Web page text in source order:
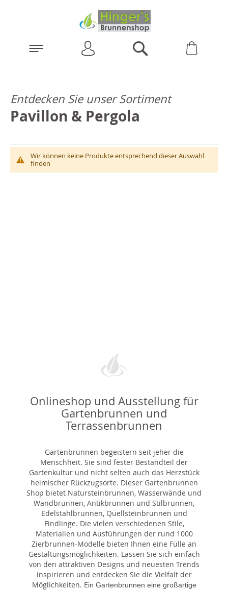
Entdecken Sie unser Sortiment
Pavillon & Pergola
Wir können keine Produkte entsprechend dieser Auswahl
finden
Onlineshop und Ausstellung für
Gartenbrunnen und
Terrassenbrunnen
Gartenbrunnen begeistern seit jeher die
Menschheit. Sie sind fester Bestandteil der
Gartenkultur und nicht selten auch das Herzstück
heimischer Rückzugsorte. Dieser Gartenbrunnen
Shop bietet Natursteinbrunnen, Wasserwände und
Wandbrunnen, Antikbrunnen und Stilbrunnen,
Edelstahlbrunnen, Quellsteinbrunnen und
Findlinge. Die vielen verschiedenen Stile,
Materialien und Ausführungen der rund 1000
Zierbrunnen-Modelle bieten Ihnen eine Fülle an
Gestaltungsmöglichkeiten. Lassen Sie sich einfach
von den attraktiven Designs und neuesten Trends
inspirieren und entdecken Sie die Vielfalt der
Möglichkeiten. Ein Gartenbrunnen eine großartige